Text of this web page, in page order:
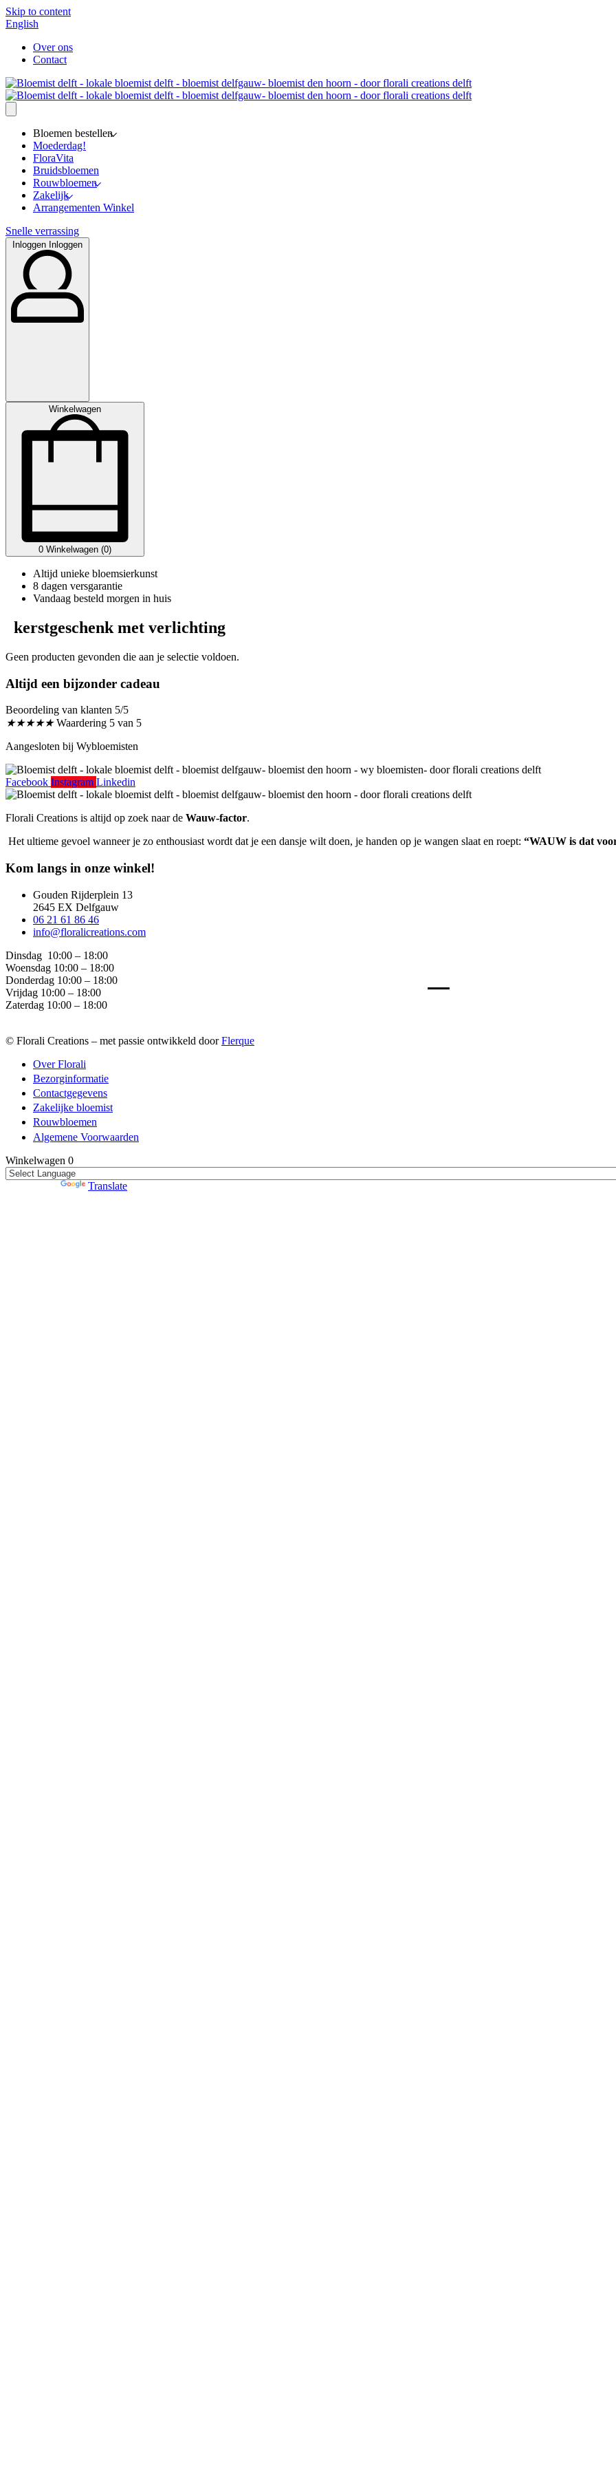
Skip to content
English
Over ons
Contact
Bloemen bestellen
Moederdag!
FloraVita
Bruidsbloemen
Rouwbloemen
Zakelijk
Arrangementen Winkel
Snelle verrassing
Inloggen Inloggen
Winkelwagen
0 Winkelwagen (0)
Altijd unieke bloemsierkunst
8 dagen versgarantie
Vandaag besteld morgen in huis
kerstgeschenk met verlichting
Geen producten gevonden die aan je selectie voldoen.
Altijd een bijzonder cadeau
Beoordeling van klanten 5/5
★★★★★ Waardering 5 van 5
Aangesloten bij Wybloemisten
Facebook Instagram Linkedin
Florali Creations is altijd op zoek naar de Wauw-factor.
Het ultieme gevoel wanneer je zo enthousiast wordt dat je een dansje wilt doen, je handen op je wangen slaat en roept: “WAUW is dat
Kom langs in onze winkel!
Gouden Rijderplein 13
2645 EX Delfgauw
06 21 61 86 46
info@floralicreations.com
Dinsdag 10:00 – 18:00
Woensdag 10:00 – 18:00
Donderdag 10:00 – 18:00
Vrijdag 10:00 – 18:00
Zaterdag 10:00 – 18:00
© Florali Creations – met passie ontwikkeld doorFlerque
Over Florali
Bezorginformatie
Contactgegevens
Zakelijke bloemist
Rouwbloemen
Algemene Voorwaarden
Winkelwagen 0
Translate